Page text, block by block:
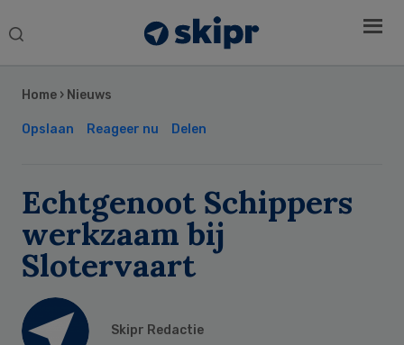
Search
Home › Nieuws
Opslaan Reageer nu Delen
Echtgenoot Schippers
werkzaam bij
Slotervaart
Skipr Redactie
Sidebar